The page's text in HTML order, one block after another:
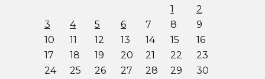
1
2
3
4 5 6 7 8
9
10
11 12 13 14 15
16
17
18 19 20 21 22
23
24
25 26 27 28 29
30